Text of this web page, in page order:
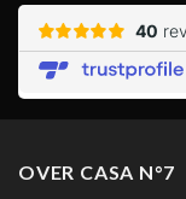
OVER CASA N°7